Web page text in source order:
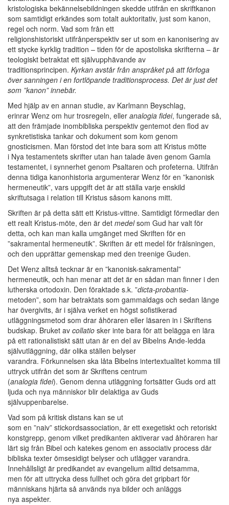
kristologiska bekännelsebildningen skedde utifrån en skriftkanon
som samtidigt erkändes som totalt auktoritativ, just som kanon,
regel och norm. Vad som från ett
religionshistoriskt utifrånperspektiv ser ut som en kanonisering av
ett stycke kyrklig tradition – tiden för de apostoliska skrifterna – är
teologiskt betraktat ett självupphävande av
traditionsprincipen. Kyrkan avstår från anspråket på att förfoga
över sanningen i en fortlöpande traditionsprocess. Det är just det
som ”kanon” innebär.
Med hjälp av en annan studie, av Karlmann Beyschlag,
erinrar Wenz om hur trosregeln, eller analogia fidei, fungerade så,
att den främjade inombibliska perspektiv gentemot den flod av
synkretistiska tankar och dokument som kom genom
gnosticismen. Man förstod det inte bara som att Kristus mötte
i Nya testamentets skrifter utan han talade även genom Gamla
testamentet, i synnerhet genom Psaltaren och profeterna. Utifrån
denna tidiga kanonhistoria argumenterar Wenz för en ”kanonisk
hermeneutik”, vars uppgift det är att ställa varje enskild
skriftutsaga i relation till Kristus såsom kanons mitt.
Skriften är på detta sätt ett Kristus-vittne. Samtidigt förmedlar den
ett realt Kristus-möte, den är det medelsom Gud har valt för
detta, och kan man kalla umgänget med Skriften för en
”sakramental hermeneutik”. Skriften är ett medel för frälsningen,
och den upprättar gemenskap med den treenige Guden.
Det Wenz alltså tecknar är en ”kanonisk-sakramental”
hermeneutik, och han menar att det är en sådan man finner i den
lutherska ortodoxin. Den föraktade s.k. ”dicta-probantia-
metoden”, som har betraktats som gammaldags och sedan länge
har övergivits, är i själva verket en högst sofistikerad
utläggningsmetod som drar åhöraren eller läsaren in i Skriftens
budskap. Bruket av collatio sker inte bara för att belägga en lära
på ett rationalistiskt sätt utan är en del av Bibelns Ande-ledda
självutläggning, där olika ställen belyser
varandra. Förkunnelsen ska låta Bibelns intertextualitet komma till
uttryck utifrån det som är Skriftens centrum
(analogia fidei). Genom denna utläggning fortsätter Guds ord att
ljuda och nya människor blir delaktiga av Guds
självuppenbarelse.
Vad som på kritisk distans kan se ut
som en ”naiv” stickordsassociation, är ett exegetiskt och retoriskt
konstgrepp, genom vilket predikanten aktiverar vad åhöraren har
lärt sig från Bibel och katekes genom en associativ process där
bibliska texter ömsesidigt belyser och utlägger varandra.
Innehållsligt är predikandet av evangelium alltid detsamma,
men för att uttrycka dess fullhet och göra det gripbart för
människans hjärta så används nya bilder och anläggs
nya aspekter.